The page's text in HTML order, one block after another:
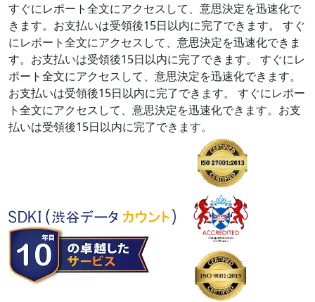
すぐにレポート全文にアクセスして、意思決定を迅速化で
きます。お支払いは受領後15日以内に完了できます。
すぐ
にレポート全文にアクセスして、意思決定を迅速化できま
す。お支払いは受領後15日以内に完了できます。
すぐにレ
ポート全文にアクセスして、意思決定を迅速化できます。
お支払いは受領後15日以内に完了できます。
すぐにレポー
ト全文にアクセスして、意思決定を迅速化できます。お支
払いは受領後15日以内に完了できます。